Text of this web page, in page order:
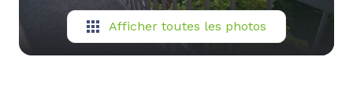
Afficher toutes les photos